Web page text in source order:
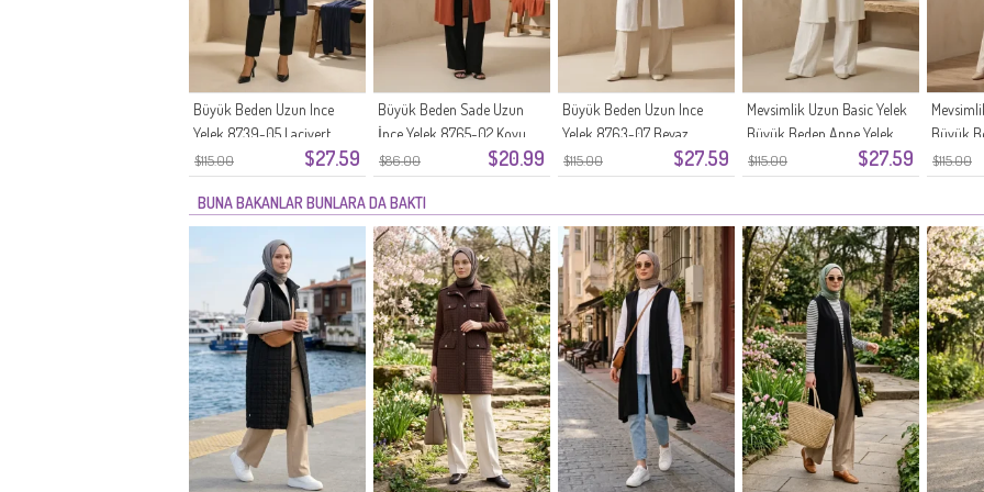
$115.00 $27.59
Büyük Beden Uzun Ince
Yelek 8739-05 Lacivert
$86.00 $20.99
Büyük Beden Sade Uzun
İnce Yelek 8765-02 Koyu
Kiremit
$115.00 $27.59
Büyük Beden Uzun Ince
Yelek 8763-07 Beyaz
$115.00 $27.59
Mevsimlik Uzun Basic Yelek
Büyük Beden Anne Yelek
8747-04 Beyaz
$115.00
Büyük
8747-03
BUNA BAKANLAR BUNLARA DA BAKTI